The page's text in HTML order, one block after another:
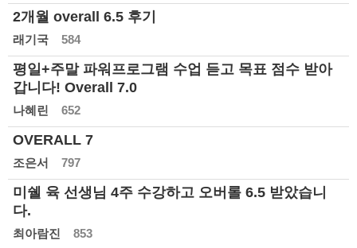
2개월 overall 6.5 후기
래기국 584
평일+주말 파워프로그램 수업 듣고 목표 점수 받아
갑니다! Overall 7.0
나혜린 652
OVERALL 7
조은서 797
미쉘 육 선생님 4주 수강하고 오버롤 6.5 받았습니
다.
최아람진 853